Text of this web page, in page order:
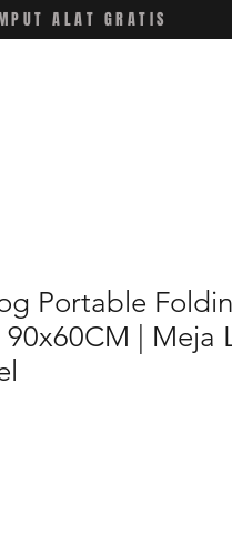
ALAT GRATIS
Portable
90x60CM | Meja